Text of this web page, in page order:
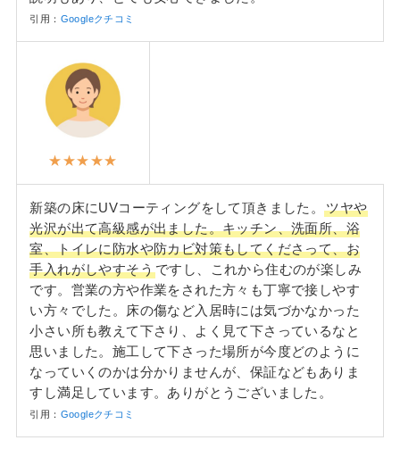
引用： Googleクチコミ
★★★★★
新築の床にUVコーティングをして頂きました。ツヤや
光沢が出て高級感が出ました。キッチン、洗面所、浴
室、トイレに防水や防カビ対策もしてくださって、お
手入れがしやすそうですし、これから住むのが楽しみ
です。営業の方や作業をされた方々も丁寧で接しやす
い方々でした。床の傷など入居時には気づかなかった
小さい所も教えて下さり、よく見て下さっているなと
思いました。施工して下さった場所が今度どのように
なっていくのかは分かりませんが、保証などもありま
すし満足しています。ありがとうございました。
引用： Googleクチコミ